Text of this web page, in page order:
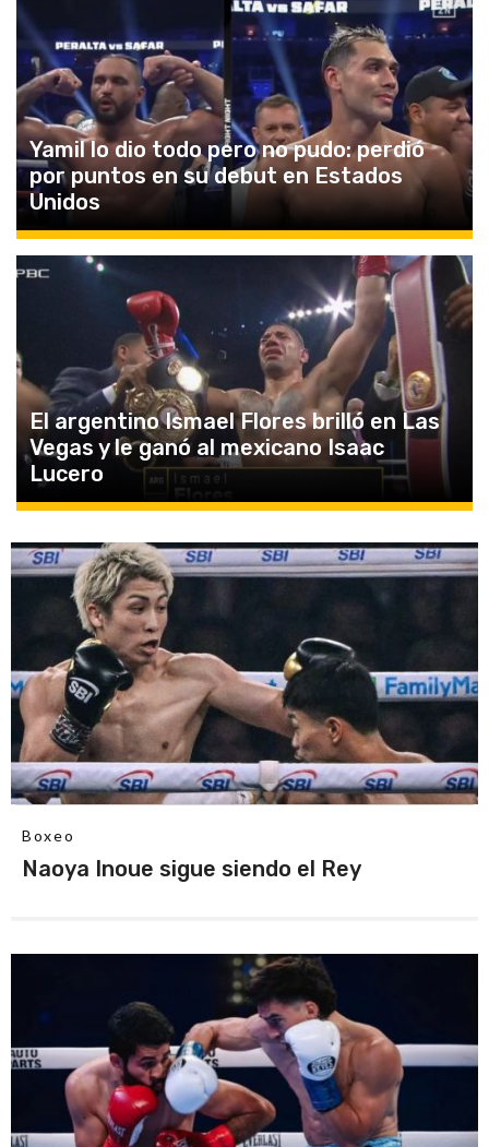
Yamil lo dio todo pero no pudo: perdió
por puntos en su debut en Estados
Unidos
El argentino Ismael Flores brilló en Las
Vegas y le ganó al mexicano Isaac
Lucero
Boxeo
Naoya Inoue sigue siendo el Rey